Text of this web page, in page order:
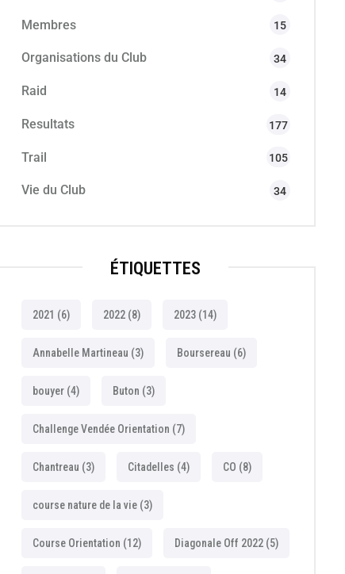
Membres 15
Organisations du Club 34
Raid 14
Resultats 177
Trail 105
Vie du Club 34
ÉTIQUETTES
2021 (6) 2022(8) 2023(14)
Annabelle Martineau (3) Boursereau (6)
bouyer(4) Buton (3)
Challenge Vendée Orientation (7)
Chantreau (3) Citadelles (4) CO (8)
course nature de la vie(3)
Course Orientation (12) Diagonale Off 2022(5)